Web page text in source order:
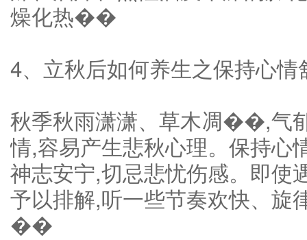
燥化热��
4、立秋后如何养生之保持心
秋季秋雨潇潇、草木凋��,气
情,容易产生悲秋心理。保持
神志安宁,切忌悲忧伤感。即
予以排解,听一些节奏欢快、旋
��